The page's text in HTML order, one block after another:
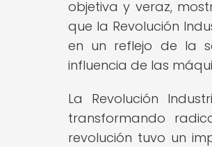
objetiva y veraz,
que la Revolución
en un reflejo de la
influencia de las
La Revolución
transformando
revolución tuvo un